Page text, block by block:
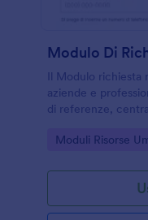
Il Modulo richiesta
aziende e
di referenze,
coerente.
Go to Category:
Moduli Risorse